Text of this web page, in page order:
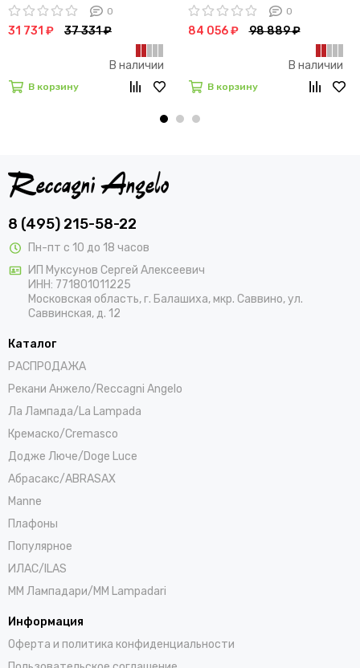
0
31 731 ₽ 37 331 ₽
В наличии
В корзину
0
84 056 ₽ 98 889 ₽
В наличии
В корзину
8 (495) 215-58-22
Пн-пт с 10 до 18 часов
ИП Муксунов Сергей Алексеевич
ИНН: 771801011225
Московская область, г. Балашиха, мкр. Саввино, ул.
Саввинская, д. 12
Каталог
РАСПРОДАЖА
Рекани Анжело/Reccagni Angelo
Ла Лампада/La Lampada
Кремаско/Cremasco
Додже Люче/Doge Luce
Абрасакс/ABRASAX
Manne
Плафоны
Популярное
ИЛАС/ILAS
ММ Лампадари/MM Lampadari
Информация
Оферта и политика конфиденциальности